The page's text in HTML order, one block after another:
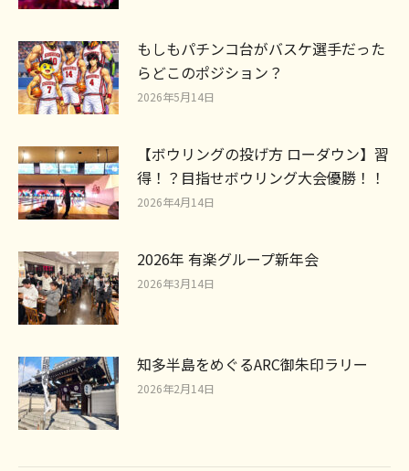
もしもパチンコ台がバスケ選手だった
らどこのポジション？
2026年5月14日
【ボウリングの投げ方 ローダウン】習
得！？目指せボウリング大会優勝！！
2026年4月14日
2026年 有楽グループ新年会
2026年3月14日
知多半島をめぐるARC御朱印ラリー
2026年2月14日